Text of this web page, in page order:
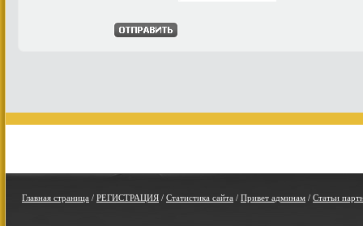
Главная страница / РЕГИСТРАЦИЯ / Статистика сайта / Привет админам / Статьи